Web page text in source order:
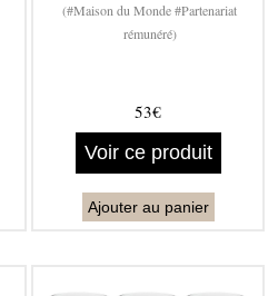
(#Maison du Monde #Partenariat
rémunéré)
53€
Voir ce produit
Ajouter au panier